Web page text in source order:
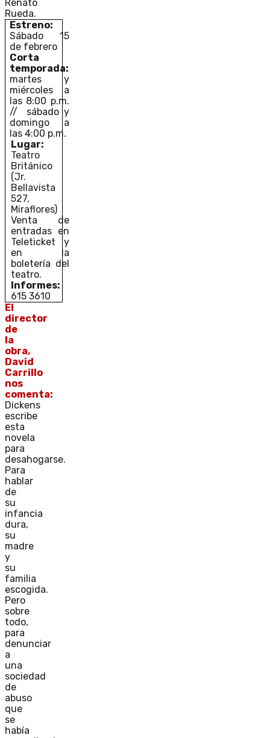
Renato
Rueda.
Estreno:
Sábado 15
de febrero
Corta
temporada:
martes y
miércoles a
las 8:00 p.m.
// sábado y
domingo a
las 4:00 p.m.
Lugar:
Teatro
Británico
(Jr.
Bellavista
527,
Miraflores)
Venta de
entradas en
Teleticket y
en la
boletería del
teatro.
Informes:
615 3610
El
director
de
la
obra,
David
Carrillo
nos
comenta:
Dickens
escribe
esta
novela
para
desahogarse.
Para
hablar
de
su
infancia
dura,
su
madre
y
su
familia
escogida.
Pero
sobre
todo,
para
denunciar
a
una
sociedad
de
abuso
que
se
había